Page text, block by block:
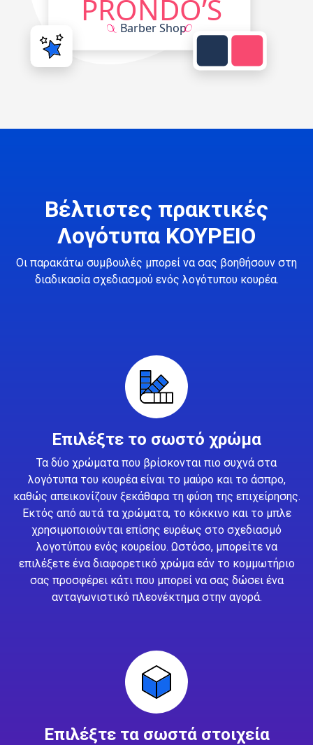
Βέλτιστες πρακτικές
Λογότυπα ΚΟΥΡΕΙΟ
Οι παρακάτω συμβουλές μπορεί να σας βοηθήσουν στη
διαδικασία σχεδιασμού ενός λογότυπου κουρέα.
Επιλέξτε το σωστό χρώμα
Τα δύο χρώματα που βρίσκονται πιο συχνά στα
λογότυπα του κουρέα είναι το μαύρο και το άσπρο,
καθώς απεικονίζουν ξεκάθαρα τη φύση της επιχείρησης.
Εκτός από αυτά τα χρώματα, το κόκκινο και το μπλε
χρησιμοποιούνται επίσης ευρέως στο σχεδιασμό
λογοτύπου ενός κουρείου. Ωστόσο, μπορείτε να
επιλέξετε ένα διαφορετικό χρώμα εάν το κομμωτήριο
σας προσφέρει κάτι που μπορεί να σας δώσει ένα
ανταγωνιστικό πλεονέκτημα στην αγορά.
Επιλέξτε τα σωστά στοιχεία